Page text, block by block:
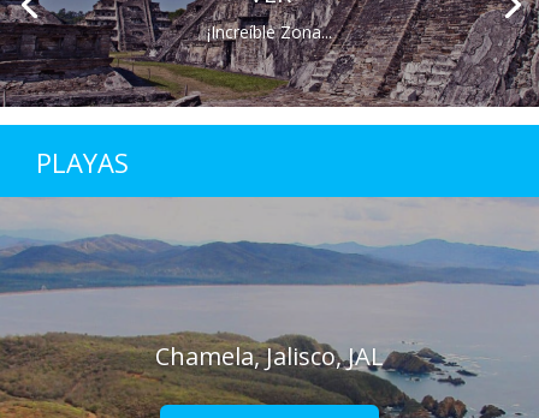
¡Increíble Zona...
PLAYAS
Chamela, Jalisco, JAL